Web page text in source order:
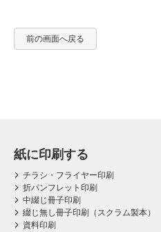
前の画面へ戻る
紙に印刷する
チラシ・フライヤー印刷
折パンフレット印刷
中綴じ冊子印刷
綴じ無し冊子印刷（スクラム製本）
資料印刷